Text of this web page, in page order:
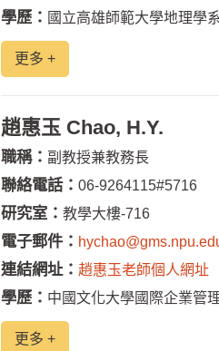
學歷： 國立高雄師範大學地理學
更多 +
趙惠玉 Chao, H.Y.
職稱： 副教授兼教務長
聯絡電話： 06-9264115#5716
研究室： 教學大樓-716
電子郵件：
連結網址： 趙惠玉老師個人網址
學歷： 中國文化大學國際企業管
更多 +